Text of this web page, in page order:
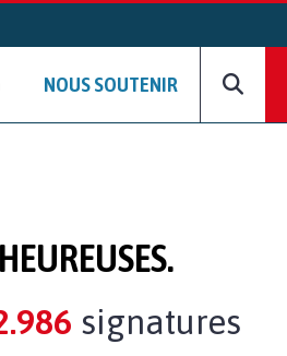
NOUS SOUTENIR
signatures